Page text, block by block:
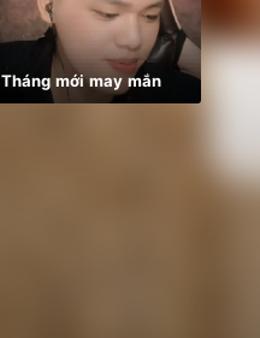
Tháng mới may mắn